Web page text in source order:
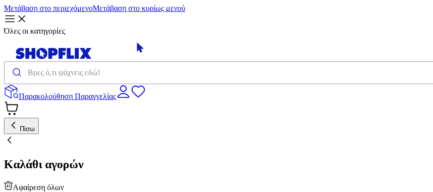
Μετάβαση στο περιεχόμενοΜετάβαση στο κυρίως μενού
Όλες οι κατηγορίες
Παρακολούθηση Παραγγελίας
Πίσω
Καλάθι αγορών
Αφαίρεση όλων